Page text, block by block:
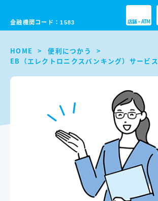
金融機関コード：1583 店舗・ATM
HOME
便利につかう
EB（エレクトロニクスバンキング）サービス